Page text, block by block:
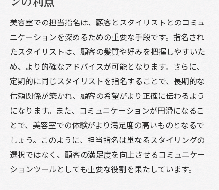
美容室での担当指名は、顧客とスタイリストとのコミュ
ニケーションを深めるための重要な手段です。指名され
たスタイリストは、顧客の髪質や好みを把握しやすいた
め、より的確なアドバイスが可能となります。さらに、
定期的に同じスタイリストを指名することで、長期的な
信頼関係が築かれ、顧客の希望がより正確に伝わるよう
になります。また、コミュニケーションが円滑になるこ
とで、美容室での体験がより満足度の高いものとなるで
しょう。このように、担当指名は単なるスタイリングの
選択ではなく、顧客の満足度を向上させるコミュニケー
ションツールとしても重要な役割を果たしています。